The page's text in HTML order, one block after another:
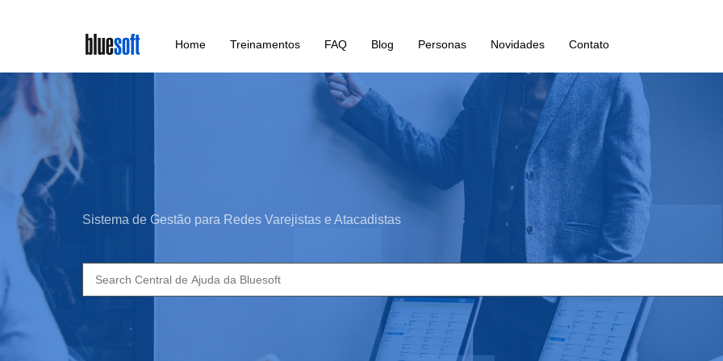
main
content
Home Treinamentos FAQ Blog Personas Novidades Contato
Sistema de Gestão para Redes Varejistas e Atacadistas
Search
for: